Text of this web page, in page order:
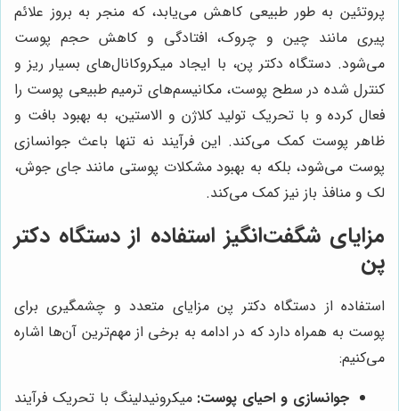
پروتئین به طور طبیعی کاهش می‌یابد، که منجر به بروز علائم
پیری مانند چین و چروک، افتادگی و کاهش حجم پوست
می‌شود. دستگاه دکتر پن، با ایجاد میکروکانال‌های بسیار ریز و
کنترل شده در سطح پوست، مکانیسم‌های ترمیم طبیعی پوست را
فعال کرده و با تحریک تولید کلاژن و الاستین، به بهبود بافت و
ظاهر پوست کمک می‌کند. این فرآیند نه تنها باعث جوانسازی
پوست می‌شود، بلکه به بهبود مشکلات پوستی مانند جای جوش،
لک و منافذ باز نیز کمک می‌کند.
مزایای شگفت‌انگیز استفاده از دستگاه دکتر
پن
استفاده از دستگاه دکتر پن مزایای متعدد و چشمگیری برای
پوست به همراه دارد که در ادامه به برخی از مهم‌ترین آن‌ها اشاره
می‌کنیم:
جوانسازی و احیای پوست: میکرونیدلینگ با تحریک فرآیند